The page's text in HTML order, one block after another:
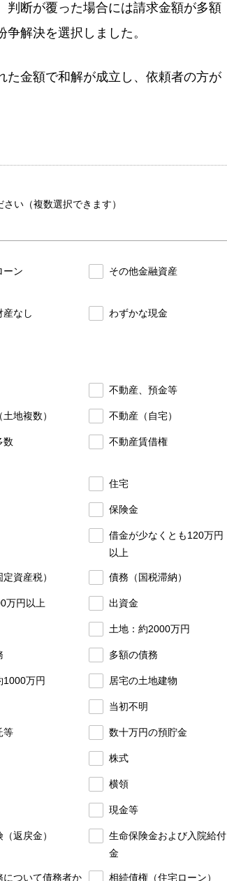
判断が覆った場合には請求金額が多額
解決を選択しました。
た金額で和解が成立し、依頼者の方が
い（複数選択できます）
ーン その他金融資産
産なし わずかな現金
不動産、預金等
地複数） 不動産（自宅）
数 不動産賃借権
住宅
保険金
借金が少なくとも120万円
以上
資産税） 債務（国税滞納）
万円以上 出資金
土地：約2000万円
多額の債務
1000万円 居宅の土地建物
当初不明
等 数十万円の預貯金
株式
横領
現金等
返戻金）
生命保険金および入院給付
金
について債務者か 相続債権（住宅ローン）